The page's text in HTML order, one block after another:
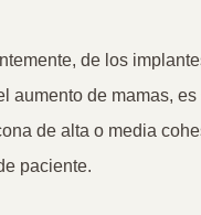
de los
aumento de mamas, es
de alta o media
paciente.